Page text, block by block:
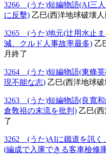
3266 (うた)短編物語(AI三
に反擊) 乙巳(西洋地球破壊
3265 (うた)地元(辻用水止
減、クルド人事故率最多) 乙
月終了
3264 (うた)短編物語(東條
現不能な志) 乙巳(西洋地球
3263 (うた)短編物語(良寬
倉敎祖の末流を批判) 乙巳(
了
3262 (うた)AIに鐵道を訊く
(編成で入庫できる客車檢修